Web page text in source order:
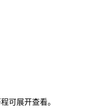
可展开查看。